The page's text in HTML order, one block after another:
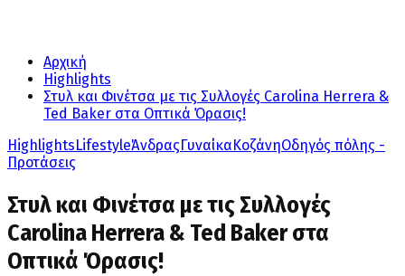
Αρχική
Highlights
Στυλ και Φινέτσα με τις Συλλογές Carolina Herrera &
Ted Baker στα Οπτικά Όρασις!
HighlightsLifestyleΆνδραςΓυναίκαΚοζάνηΟδηγός πόλης -
Προτάσεις
Στυλ και Φινέτσα με τις Συλλογές
Carolina Herrera & Ted Baker στα
Οπτικά Όρασις!